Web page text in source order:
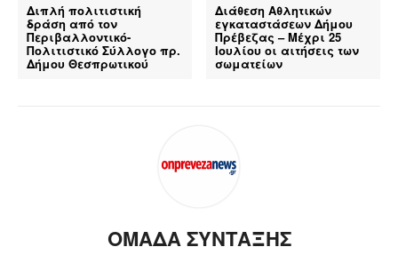
Διπλή πολιτιστική
δράση από τον
Περιβαλλοντικό-
Πολιτιστικό Σύλλογο πρ.
Δήμου Θεσπρωτικού
Διάθεση Αθλητικών
εγκαταστάσεων Δήμου
Πρέβεζας – Μέχρι 25
Ιουλίου οι αιτήσεις των
σωματείων
ΟΜΑΔΑ ΣΥΝΤΑΞΗΣ